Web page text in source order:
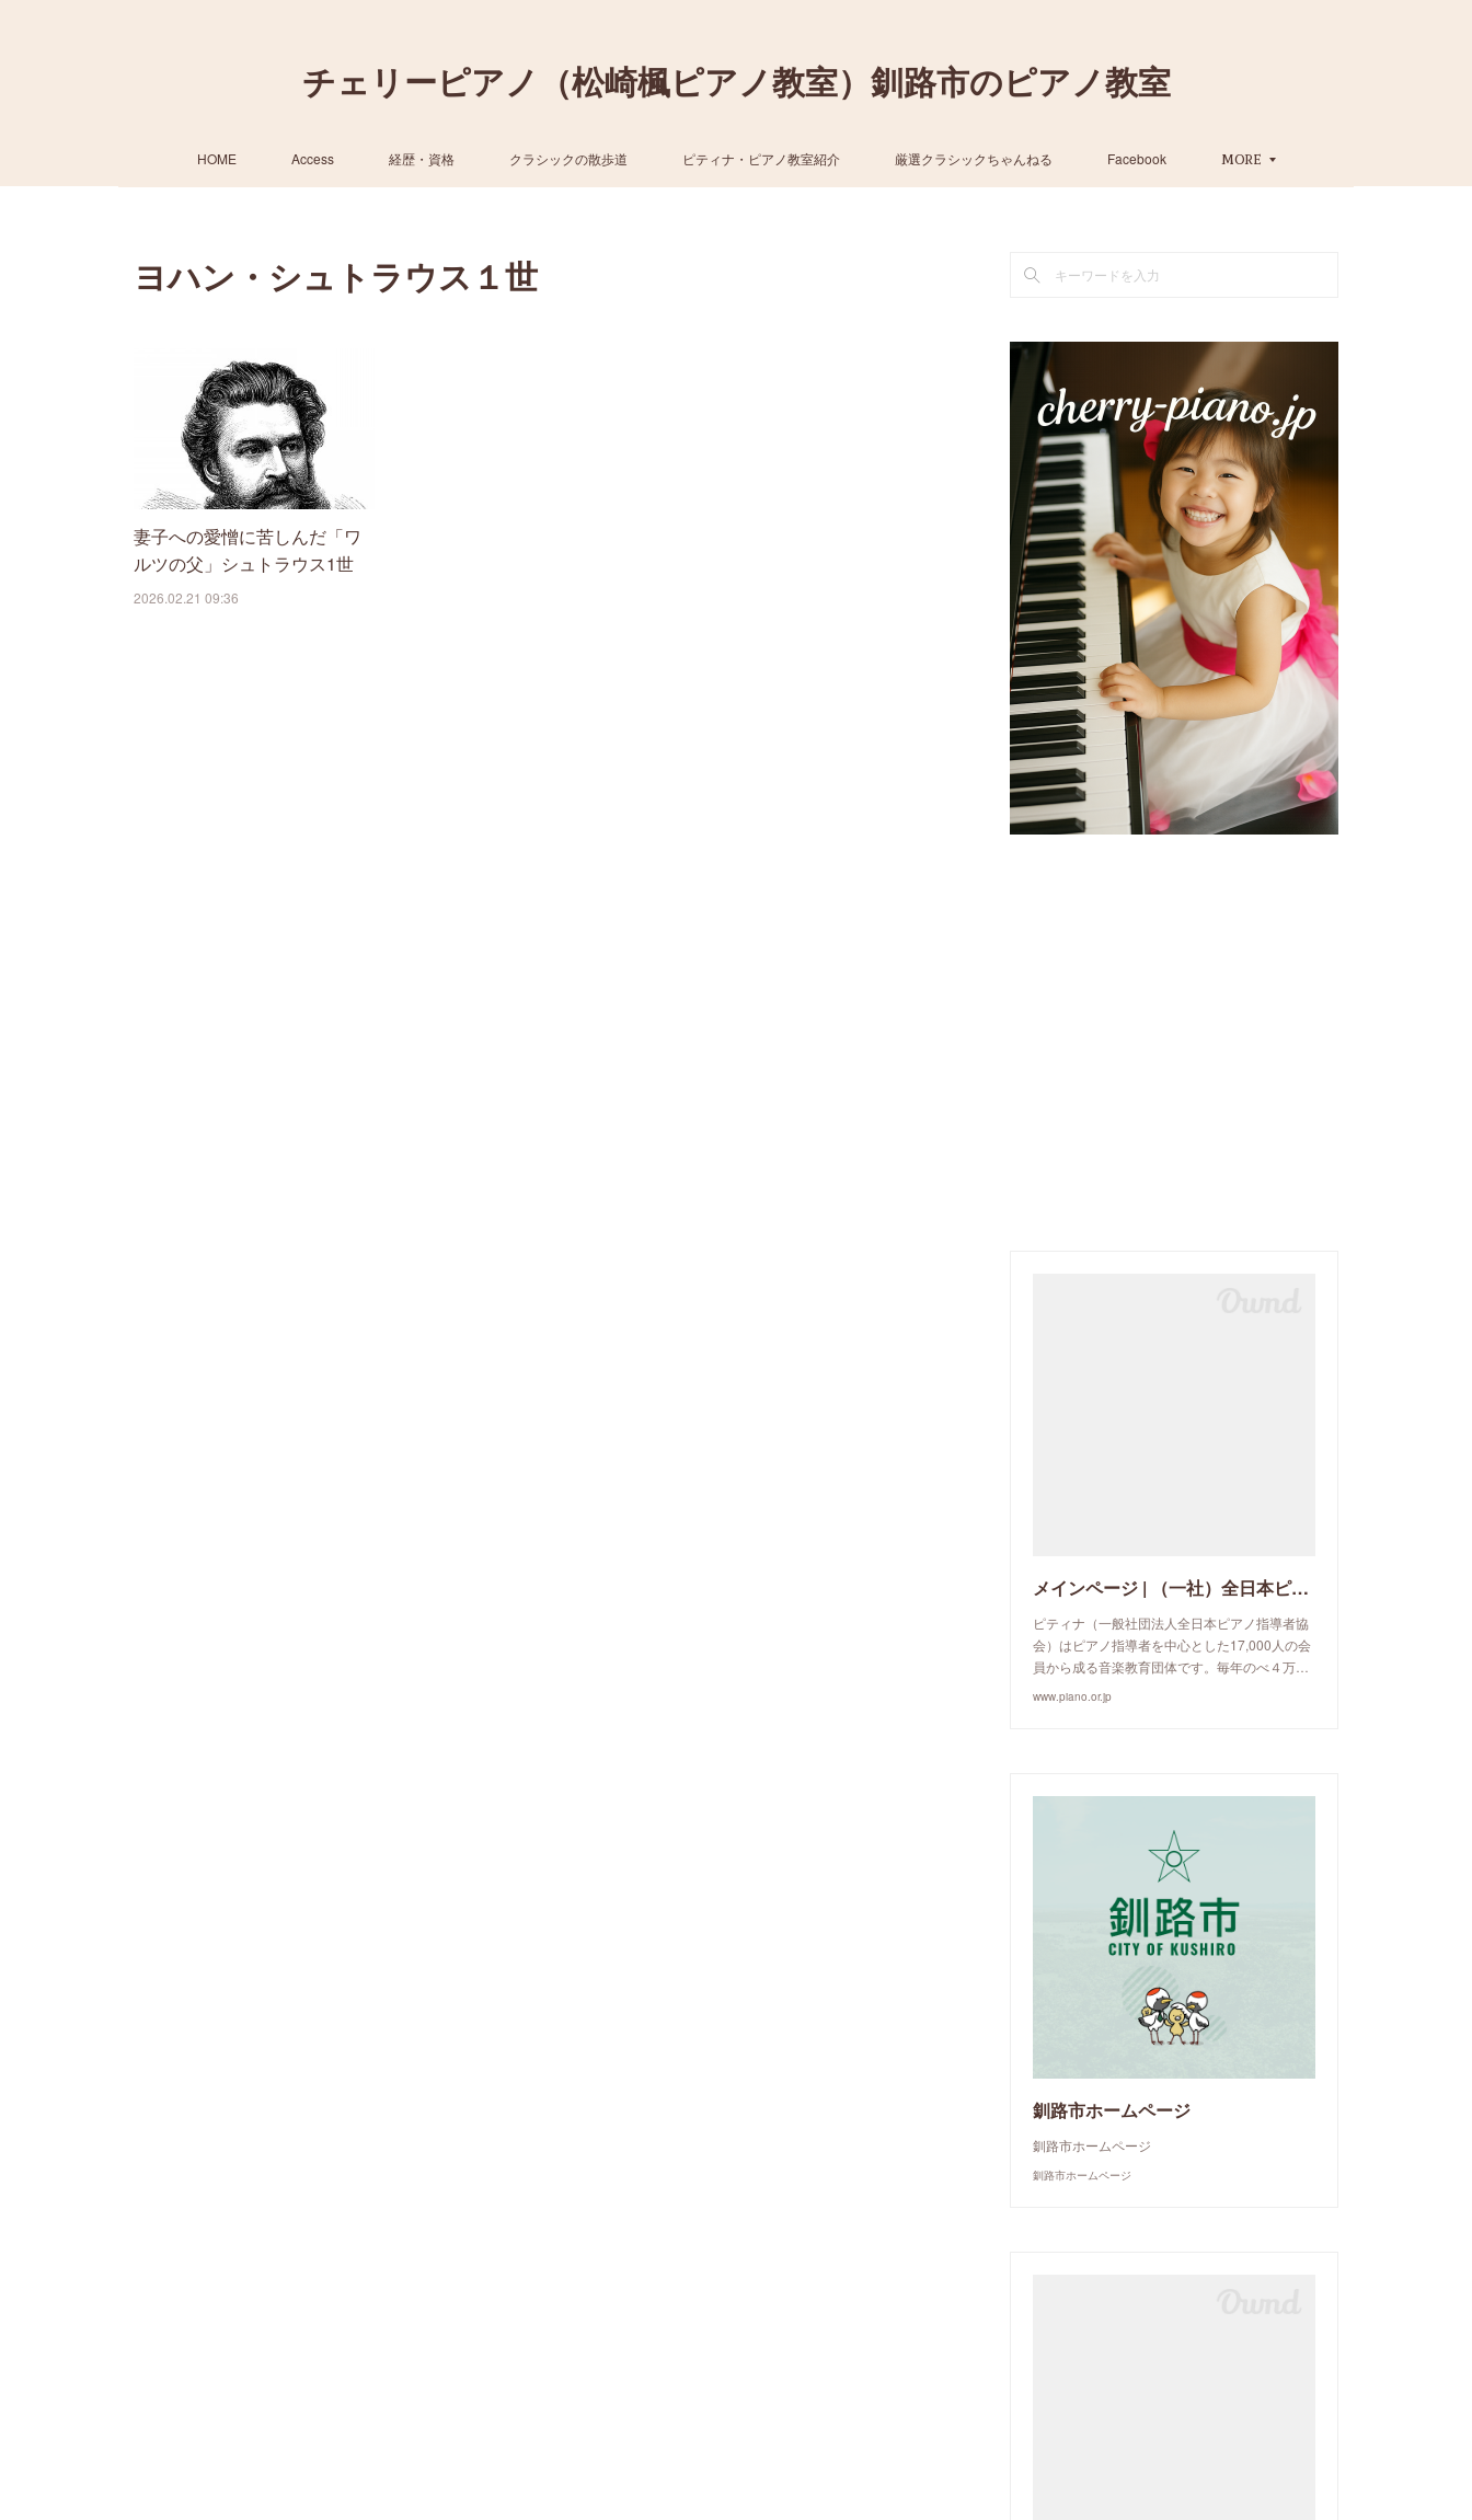
チェリーピアノ（松崎楓ピアノ教室）釧路市のピアノ教室
HOME Access 経歴・資格 クラシックの散歩道 ピティナ・ピアノ教室紹介 厳選クラシックちゃんねる Facebook MORE
ヨハン・シュトラウス１世
妻子への愛憎に苦しんだ「ワ
ルツの父」シュトラウス1世
2026.02.21 09:36
メインページ | （一社）全日本ピアノ指導者協会
ピティナ（一般社団法人全日本ピアノ指導者協
会）はピアノ指導者を中心とした17,000人の会
員から成る音楽教育団体です。毎年のべ４万…
www.piano.or.jp
釧路市ホームページ
釧路市ホームページ
釧路市ホームページ